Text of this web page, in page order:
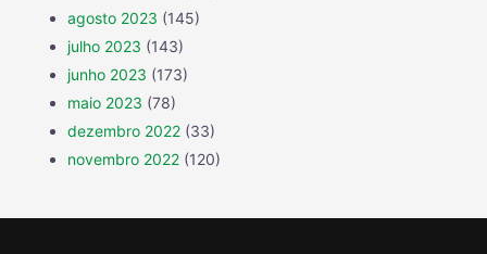
agosto 2023 (145)
julho 2023 (143)
junho 2023 (173)
maio 2023 (78)
dezembro 2022 (33)
novembro 2022 (120)